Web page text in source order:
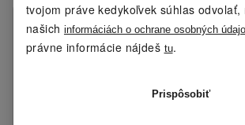
CRIVIT Padel
raketa 3K
Carbon PRO
tvojom práve kedykoľvek súhlas odvolať,
našich informáciách o ochrane osobných
právne informácie nájdeš tu.
Prispôsobiť